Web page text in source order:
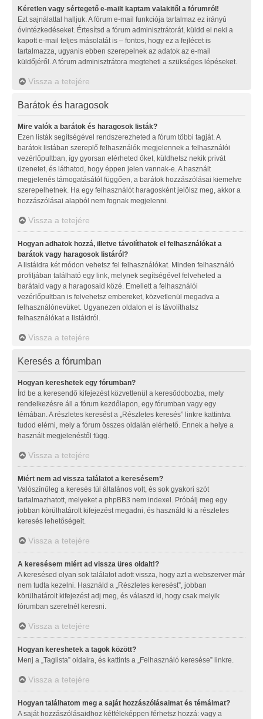
Kéretlen vagy sértegető e-mailt kaptam valakitől a fórumról!
Ezt sajnálattal halljuk. A fórum e-mail funkciója tartalmaz ez irányú
óvintézkedéseket. Értesítsd a fórum adminisztrátorát, küldd el neki a
kapott e-mail teljes másolatát is – fontos, hogy ez a fejlécet is
tartalmazza, ugyanis ebben szerepelnek az adatok az e-mail
küldőjéről. A fórum adminisztrátora megteheti a szükséges lépéseket.
Vissza a tetejére
Barátok és haragosok
Mire valók a barátok és haragosok listák?
Ezen listák segítségével rendszerezheted a fórum többi tagját. A
barátok listában szereplő felhasználók megjelennek a felhasználói
vezérlőpultban, így gyorsan elérheted őket, küldhetsz nekik privát
üzenetet, és láthatod, hogy éppen jelen vannak-e. A használt
megjelenés támogatásától függően, a barátok hozzászólásai kiemelve
szerepelhetnek. Ha egy felhasználót haragosként jelölsz meg, akkor a
hozzászólásai alapból nem fognak megjelenni.
Vissza a tetejére
Hogyan adhatok hozzá, illetve távolíthatok el felhasználókat a
barátok vagy haragosok listáról?
A listáidra két módon vehetsz fel felhasználókat. Minden felhasználó
profiljában található egy link, melynek segítségével felveheted a
barátaid vagy a haragosaid közé. Emellett a felhasználói
vezérlőpultban is felvehetsz embereket, közvetlenül megadva a
felhasználónevüket. Ugyanezen oldalon el is távolíthatsz
felhasználókat a listáidról.
Vissza a tetejére
Keresés a fórumban
Hogyan kereshetek egy fórumban?
Írd be a keresendő kifejezést közvetlenül a keresődobozba, mely
rendelkezésre áll a fórum kezdőlapon, egy fórumban vagy egy
témában. A részletes keresést a „Részletes keresés” linkre kattintva
tudod elérni, mely a fórum összes oldalán elérhető. Ennek a helye a
használt megjelenéstől függ.
Vissza a tetejére
Miért nem ad vissza találatot a keresésem?
Valószínűleg a keresés túl általános volt, és sok gyakori szót
tartalmazhatott, melyeket a phpBB3 nem indexel. Próbálj meg egy
jobban körülhatárolt kifejezést megadni, és használd ki a részletes
keresés lehetőségeit.
Vissza a tetejére
A keresésem miért ad vissza üres oldalt!?
A keresésed olyan sok találatot adott vissza, hogy azt a webszerver már
nem tudta kezelni. Használd a „Részletes keresést”, jobban
körülhatárolt kifejezést adj meg, és válaszd ki, hogy csak melyik
fórumban szeretnél keresni.
Vissza a tetejére
Hogyan kereshetek a tagok között?
Menj a „Taglista” oldalra, és kattints a „Felhasználó keresése” linkre.
Vissza a tetejére
Hogyan találhatom meg a saját hozzászólásaimat és témáimat?
A saját hozzászólásaidhoz kétféleképpen férhetsz hozzá: vagy a